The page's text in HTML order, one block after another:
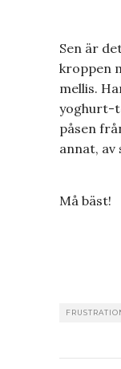
Sen är
kroppen
mellis.
yoghurt-
påsen
annat,
Må bäst!